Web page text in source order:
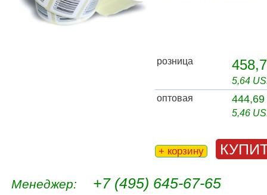
розница
5,64
оптовая
5,46
+ корзину
Менеджер: +7 (495) 645-67-65